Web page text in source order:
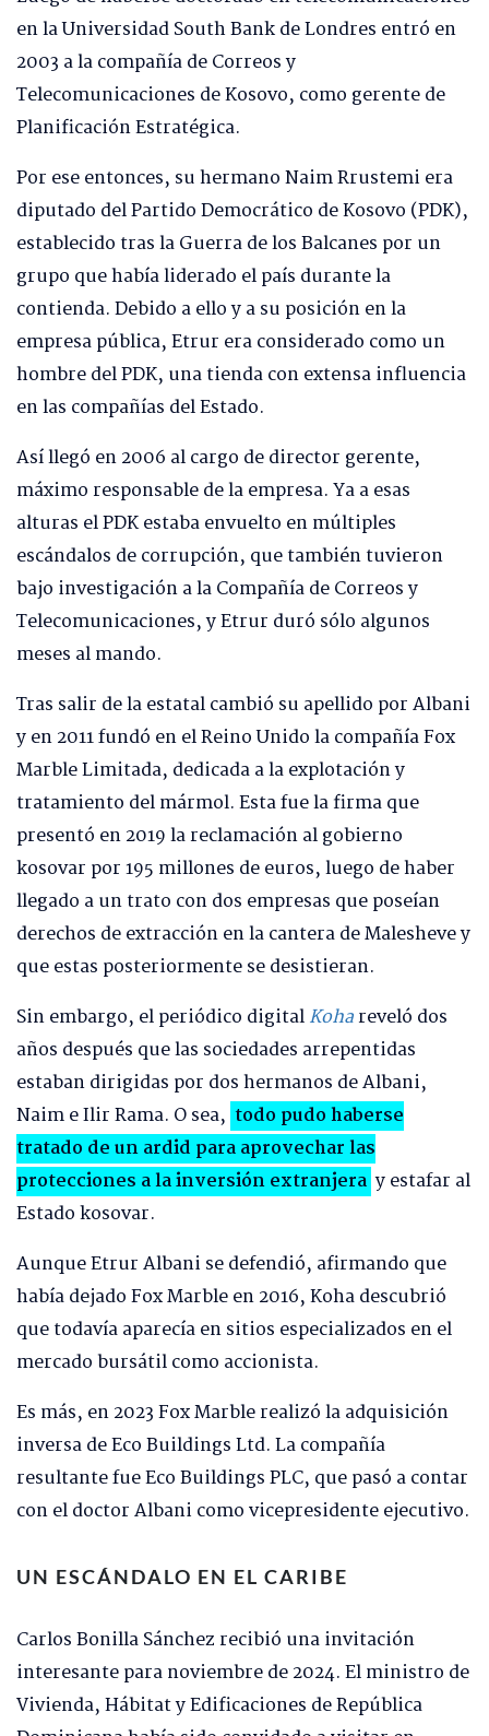
en la Universidad South Bank de Londres entró en
2003 a la compañía de Correos y
Telecomunicaciones de Kosovo, como gerente de
Planificación Estratégica.
Por ese entonces, su hermano Naim Rrustemi era
diputado del Partido Democrático de Kosovo (PDK),
establecido tras la Guerra de los Balcanes por un
grupo que había liderado el país durante la
contienda. Debido a ello y a su posición en la
empresa pública, Etrur era considerado como un
hombre del PDK, una tienda con extensa influencia
en las compañías del Estado.
Así llegó en 2006 al cargo de director gerente,
máximo responsable de la empresa. Ya a esas
alturas el PDK estaba envuelto en múltiples
escándalos de corrupción, que también tuvieron
bajo investigación a la Compañía de Correos y
Telecomunicaciones, y Etrur duró sólo algunos
meses al mando.
Tras salir de la estatal cambió su apellido por Albani
y en 2011 fundó en el Reino Unido la compañía Fox
Marble Limitada, dedicada a la explotación y
tratamiento del mármol. Esta fue la firma que
presentó en 2019 la reclamación al gobierno
kosovar por 195 millones de euros, luego de haber
llegado a un trato con dos empresas que poseían
derechos de extracción en la cantera de Malesheve y
que estas posteriormente se desistieran.
Sin embargo, el periódico digitalKohareveló dos
años después que las sociedades arrepentidas
estaban dirigidas por dos hermanos de Albani,
Naim e Ilir Rama. O sea, todo pudo haberse
tratado de un ardid para aprovechar las
protecciones a la inversión extranjera y estafar al
Estado kosovar.
Aunque Etrur Albani se defendió, afirmando que
había dejado Fox Marble en 2016, Koha descubrió
que todavía aparecía en sitios especializados en el
mercado bursátil como accionista.
Es más, en 2023 Fox Marble realizó la adquisición
inversa de Eco Buildings Ltd. La compañía
resultante fue Eco Buildings PLC, que pasó a contar
con el doctor Albani como vicepresidente ejecutivo.
UN ESCÁNDALO EN EL CARIBE
Carlos Bonilla Sánchez recibió una invitación
interesante para noviembre de 2024. El ministro de
Vivienda, Hábitat y Edificaciones de República